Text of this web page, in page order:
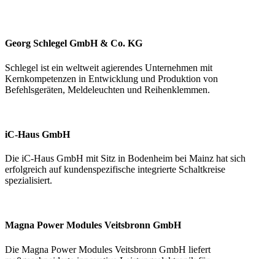
Georg Schlegel GmbH & Co. KG
Schlegel ist ein weltweit agierendes Unternehmen mit
Kernkompetenzen in Entwicklung und Produktion von
Befehlsgeräten, Meldeleuchten und Reihenklemmen.
iC-Haus GmbH
Die iC-Haus GmbH mit Sitz in Bodenheim bei Mainz hat sich
erfolgreich auf kundenspezifische integrierte Schaltkreise
spezialisiert.
Magna Power Modules Veitsbronn GmbH
Die Magna Power Modules Veitsbronn GmbH liefert